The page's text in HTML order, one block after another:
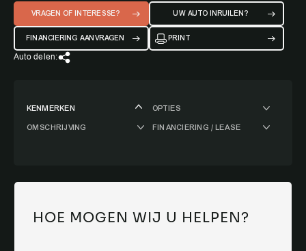
VRAGEN OF INTERESSE? UW AUTO INRUILEN?
FINANCIERING AANVRAGEN PRINT
Auto delen:
KENMERKEN
OPTIES
OMSCHRIJVING
FINANCIERING / LEASE
HOE MOGEN WIJ U HELPEN?